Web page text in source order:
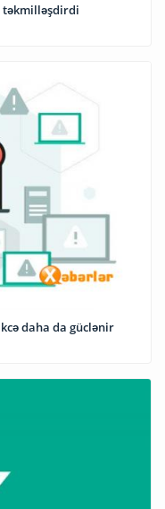
təkmilləşdirdi
daha da güclənir